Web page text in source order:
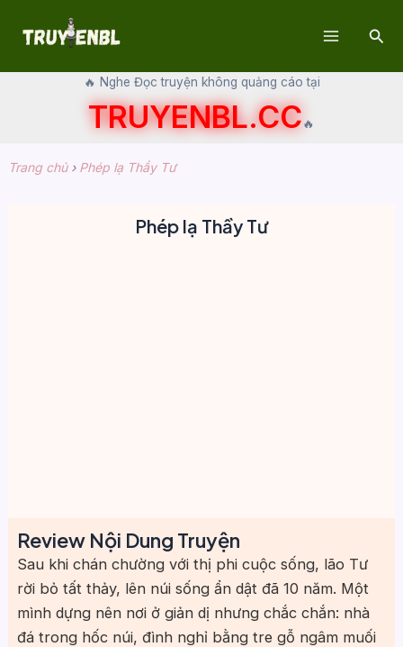
🔥 Nghe Đọc truyện không quảng cáo tại
TRUYENBL.CC🔥
Trang chủ› Phép lạ Thầy Tư
Phép lạ Thầy Tư
Review Nội Dung Truyện
Sau khi chán chường với thị phi cuộc sống, lão Tư
rời bỏ tất thảy, lên núi sống ẩn dật đã 10 năm. Một
mình dựng nên nơi ở giản dị nhưng chắc chắn: nhà
đá trong hốc núi, đình nghỉ bằng tre gỗ ngâm muối